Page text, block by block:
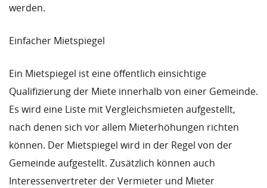
werden.
Einfacher Mietspiegel
Ein Mietspiegel ist eine öffentlich einsichtige
Qualifizierung der Miete innerhalb von einer Gemeinde.
Es wird eine Liste mit Vergleichsmieten aufgestellt,
nach denen sich vor allem Mieterhöhungen richten
können. Der Mietspiegel wird in der Regel von der
Gemeinde aufgestellt. Zusätzlich können auch
Interessenvertreter der Vermieter und Mieter